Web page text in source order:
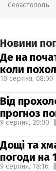
Севастополь
Новини
Де на
коли
10 серпня, 08:00
Від
прогноз
9 серпня, 20:00
Дощі та
погоди на
9 серпня, 18:16